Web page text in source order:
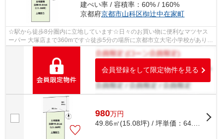
建ぺい率 / 容積率：60% / 160%
京都府京都市山科区椥辻中在家町
☆駅から徒歩8分圏内に立地しています☆日々のお買い物に便利なマツヤス
ーパー 大塚店まで360mです☆徒歩5分の場所に京都市立大宅小学校がありま
す☆納得の住まい選びをするなら、地元密着...
会員登録をして限定物件を見る
980万円
49.86㎡(15.08坪) / 坪単価：64.99 万円